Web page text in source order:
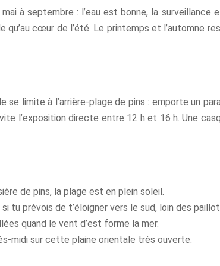
à septembre : l’eau est bonne, la
qu’au cœur de l’été. Le printemps et l’automne
se limite à l’arrière-plage de pins : emporte un
l’exposition directe entre 12 h et 16 h. Une
de pins, la plage est en plein soleil.
tu prévois de t’éloigner vers le sud, loin des
quand le vent d’est forme la mer.
midi sur cette plaine orientale très ouverte.